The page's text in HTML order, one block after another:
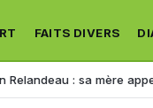
FAITS DIVERS
: sa mère appelle